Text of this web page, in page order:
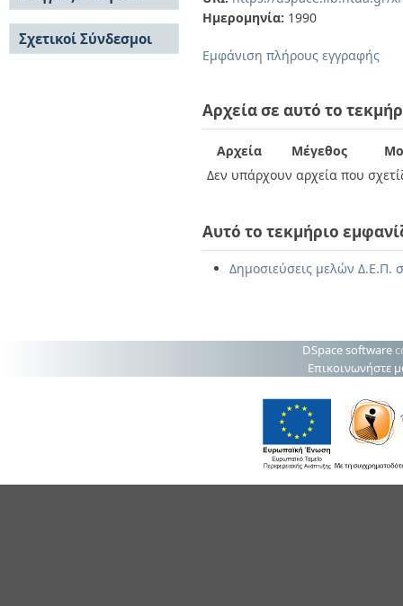
Ημερομηνία: 1990
Εμφάνιση πλήρους εγγραφής
Αρχεία σε αυτό το
Αρχεία Μέγεθος
Δεν υπάρχουν αρχεία που
Αυτό το τεκμήριο
Δημοσιεύσεις μελών Δ.Ε.Π.
Έκδοσης
Συγγραφείς
Τίτλοι
Θέματα
Οδηγίες Υποβολής
Οδηγίες Χρήσης ΙΑ
Συχνές Ερωτήσεις
Σχετικοί Σύνδεσμοι
DSpace software
Επικοινωνήστε